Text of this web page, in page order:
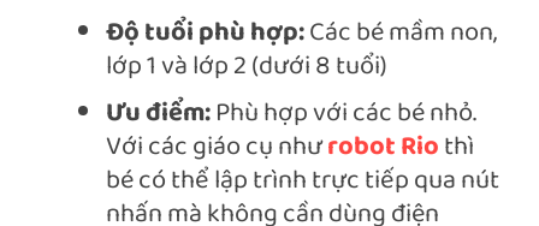
Độ tuổi phù hợp:Các bé mầm non,
lớp 1 và lớp 2 (dưới 8 tuổi)
Ưu điểm:Phù hợp với các bé nhỏ.
Với các giáo cụ nhưrobot Riothì
bé có thể lập trình trực tiếp qua nút
nhấn mà không cần dùng điện